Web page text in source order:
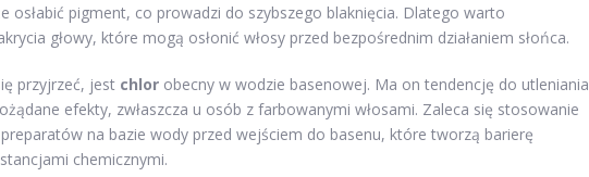
osłabić pigment, co prowadzi do szybszego blaknięcia. Dlatego warto
głowy, które mogą osłonić włosy przed bezpośrednim działaniem słońca.
przyjrzeć, jest chlor obecny w wodzie basenowej. Ma on tendencję do utleniania
efekty, zwłaszcza u osób z farbowanymi włosami. Zaleca się stosowanie
na bazie wody przed wejściem do basenu, które tworzą barierę
chemicznymi.